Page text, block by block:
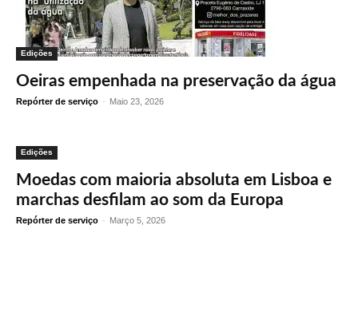
Edições
Oeiras empenhada na preservação da água
Repórter de serviço - Maio 23, 2026
Edições
Moedas com maioria absoluta em Lisboa e
marchas desfilam ao som da Europa
Repórter de serviço - Março 5, 2026